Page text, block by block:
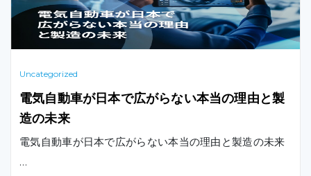
Uncategorized
電気自動車が日本で広がらない本当の理由と製
造の未来
電気自動車が日本で広がらない本当の理由と製造の未来
…